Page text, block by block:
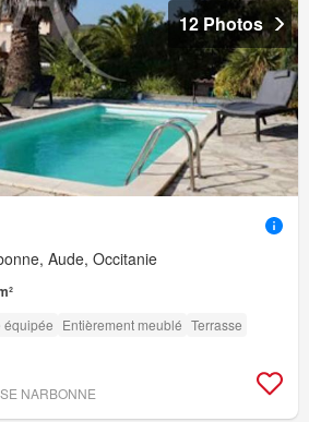
12 Photos
Aude, Occitanie
équipée Entièrement meublé Terrasse
NARBONNE